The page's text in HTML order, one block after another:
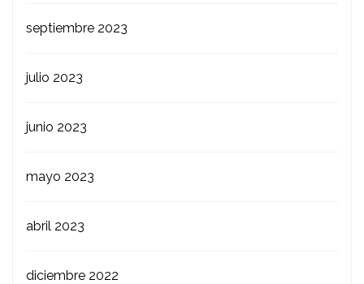
septiembre 2023
julio 2023
junio 2023
mayo 2023
abril 2023
diciembre 2022